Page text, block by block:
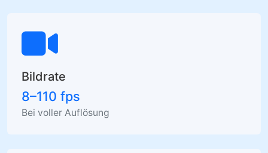
Bildrate
8–110 fps
Bei voller Auflösung